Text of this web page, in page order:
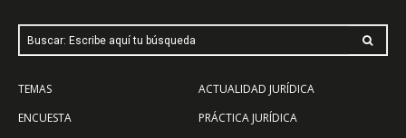
Buscar: Escribe aquí tu búsqueda
TEMAS
ENCUESTA
ACTUALIDAD JURÍDICA
PRÁCTICA JURÍDICA